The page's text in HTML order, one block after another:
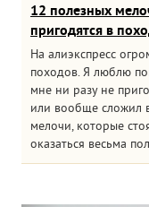
12 полезных
пригодятся в
На алиэкспресс
походов. Я люблю
мне ни разу не
или вообще сложил
мелочи, которые
оказаться весьма